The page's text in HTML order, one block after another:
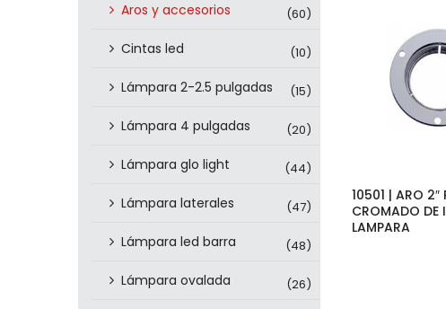
Aros y accesorios (60)
Cintas led (10)
Lámpara 2-2.5 pulgadas (15)
Lámpara 4 pulgadas (20)
Lámpara glo light (44)
Lámpara laterales (47)
Lámpara led barra (48)
Lámpara ovalada (26)
10501 | ARO 2″
CROMADO DE
LAMPARA